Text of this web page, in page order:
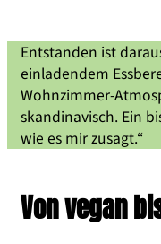
Entstanden ist
einladendem
Wohnzimmer-
skandinavisch. Ein
wie es mir zusagt.“
Von vegan